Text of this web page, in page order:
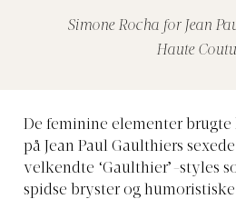
Simone Rocha for Jean
Haute
De feminine elementer
på Jean Paul Gaulthiers
velkendte ‘Gaulthier’-styles
spidse bryster og